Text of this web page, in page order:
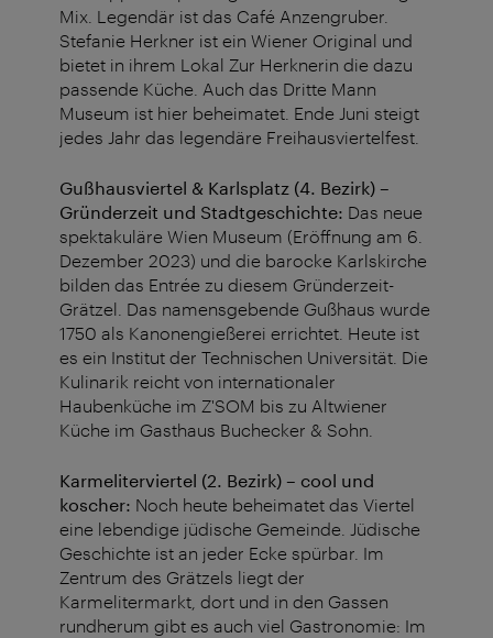
Mix. Legendär ist das Café Anzengruber.
Stefanie Herkner ist ein Wiener Original und
bietet in ihrem Lokal Zur Herknerin die dazu
passende Küche. Auch das Dritte Mann
Museum ist hier beheimatet. Ende Juni steigt
jedes Jahr das legendäre Freihausviertelfest.
Gußhausviertel & Karlsplatz (4. Bezirk) –
Gründerzeit und Stadtgeschichte: Das neue
spektakuläre Wien Museum (Eröffnung am 6.
Dezember 2023) und die barocke Karlskirche
bilden das Entrée zu diesem Gründerzeit-
Grätzel. Das namensgebende Gußhaus wurde
1750 als Kanonengießerei errichtet. Heute ist
es ein Institut der Technischen Universität. Die
Kulinarik reicht von internationaler
Haubenküche im Z'SOM bis zu Altwiener
Küche im Gasthaus Buchecker & Sohn.
Karmeliterviertel (2. Bezirk) – cool und
koscher: Noch heute beheimatet das Viertel
eine lebendige jüdische Gemeinde. Jüdische
Geschichte ist an jeder Ecke spürbar. Im
Zentrum des Grätzels liegt der
Karmelitermarkt, dort und in den Gassen
rundherum gibt es auch viel Gastronomie: Im